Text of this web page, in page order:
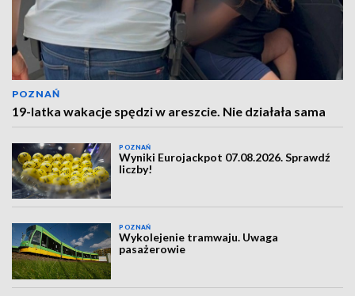
POZNAŃ
19-latka wakacje spędzi w areszcie. Nie działała sama
POZNAŃ
Wyniki Eurojackpot 07.08.2026. Sprawdź
liczby!
POZNAŃ
Wykolejenie tramwaju. Uwaga
pasażerowie